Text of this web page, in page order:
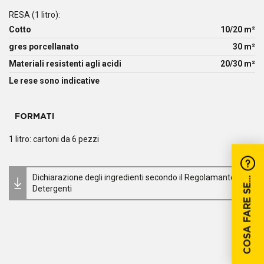
COSA FARE SE...
RESA (1 litro):
Cotto
10/20 m²
gres porcellanato
30 m²
Materiali resistenti agli acidi
20/30 m²
Le rese sono indicative
FORMATI
1 litro: cartoni da 6 pezzi
Dichiarazione degli ingredienti secondo il Regolamanto
Detergenti